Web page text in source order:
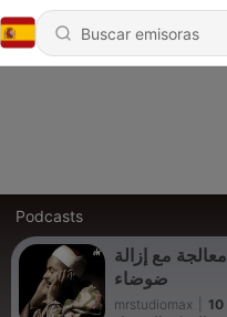
Podcasts
مع إزالة
ضوضاء
mrstudiomax
الإسراء 01-14 - الشيخ محمد